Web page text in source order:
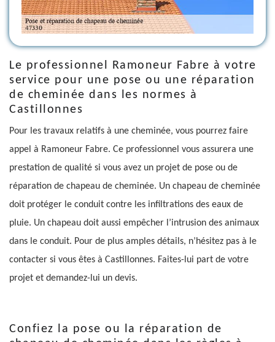
Le professionnel Ramoneur Fabre à votre
service pour une pose ou une réparation
de cheminée dans les normes à
Castillonnes
Pour les travaux relatifs à une cheminée, vous pourrez faire
appel à Ramoneur Fabre. Ce professionnel vous assurera une
prestation de qualité si vous avez un projet de pose ou de
réparation de chapeau de cheminée. Un chapeau de cheminée
doit protéger le conduit contre les infiltrations des eaux de
pluie. Un chapeau doit aussi empêcher l’intrusion des animaux
dans le conduit. Pour de plus amples détails, n’hésitez pas à le
contacter si vous êtes à Castillonnes. Faites-lui part de votre
projet et demandez-lui un devis.
Confiez la pose ou la réparation de